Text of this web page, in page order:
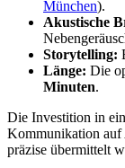
München).
Akustische
Storytelling:
Länge: Die
Minuten.
Die Investition in
Kommunikation auf
präzise übermittelt